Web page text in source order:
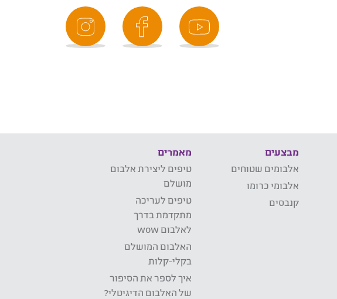
מבצעים
אלבומים שטוחים
אלבומי כרומו
קנבסים
מאמרים
טיפים ליצירת אלבום
מושלם
טיפים לעריכה
מתקדמת בדרך
לאלבום wow
האלבום המושלם
בקלי-קלות
איך לספר את הסיפור
של האלבום הדיגיטלי?